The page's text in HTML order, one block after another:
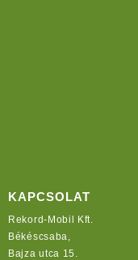
KAPCSOLAT
Rekord-Mobil Kft.
Békéscsaba,
Bajza utca 15.